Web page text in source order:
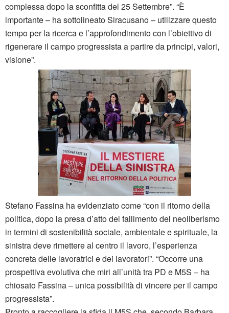
complessa dopo la sconfitta del 25 Settembre”. “È
importante – ha sottolineato Siracusano – utilizzare questo
tempo per la ricerca e l’approfondimento con l’obiettivo di
rigenerare il campo progressista a partire da principi, valori,
visione”.
Stefano Fassina ha evidenziato come “con il ritorno della
politica, dopo la presa d’atto del fallimento del neoliberismo
in termini di sostenibilità sociale, ambientale e spirituale, la
sinistra deve rimettere al centro il lavoro, l’esperienza
concreta delle lavoratrici e dei lavoratori”. “Occorre una
prospettiva evolutiva che miri all’unità tra PD e M5S – ha
chiosato Fassina – unica possibilità di vincere per il campo
progressista”.